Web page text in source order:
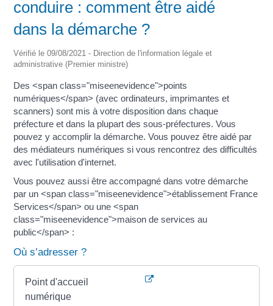
conduire : comment être aidé
dans la démarche ?
Vérifié le 09/08/2021 - Direction de l'information légale et
administrative (Premier ministre)
Des <span class="miseenevidence">points
numériques</span> (avec ordinateurs, imprimantes et
scanners) sont mis à votre disposition dans chaque
préfecture et dans la plupart des sous-préfectures. Vous
pouvez y accomplir la démarche. Vous pouvez être aidé par
des médiateurs numériques si vous rencontrez des difficultés
avec l'utilisation d'internet.
Vous pouvez aussi être accompagné dans votre démarche
par un <span class="miseenevidence">établissement France
Services</span> ou une <span
class="miseenevidence">maison de services au
public</span> :
Où s’adresser ?
Point d'accueil
numérique